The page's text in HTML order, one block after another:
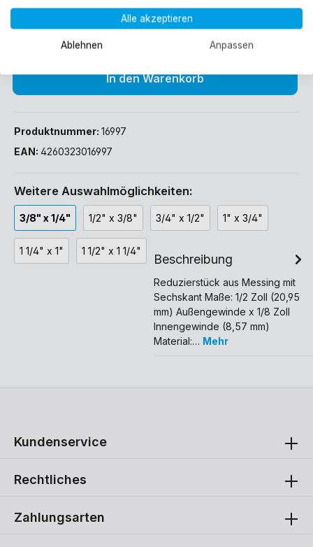
In den Warenkorb
Produktnummer: 16997
EAN: 4260323016997
Weitere Auswahlmöglichkeiten:
3/8" x 1/4" 1/2" x 3/8" 3/4" x 1/2" 1" x 3/4"
1 1/4" x 1" 1 1/2" x 1 1/4"
Beschreibung
Reduzierstück aus Messing mit
Sechskant Maße: 1/2 Zoll (20,95
mm) Außengewinde x 1/8 Zoll
Innengewinde (8,57 mm)
Material:… Mehr
Zahlungsarten
Kundenservice
Rechtliches
Alle akzeptieren
Ablehnen Anpassen